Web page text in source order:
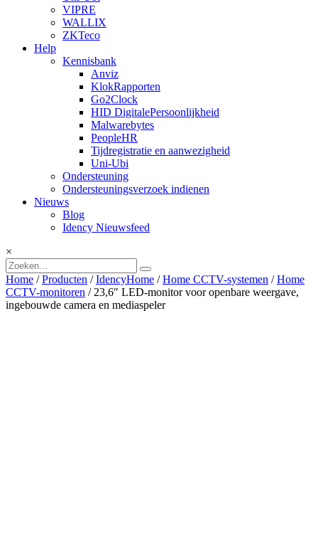
VIPRE
WALLIX
ZKTeco
Help
Kennisbank
Anviz
KlokRapporten
Go2Clock
HID DigitalePersoonlijkheid
Malwarebytes
PeopleHR
Tijdregistratie en aanwezigheid
Uni-Ubi
Ondersteuning
Ondersteuningsverzoek indienen
Nieuws
Blog
Idency Nieuwsfeed
×
Home /Producten /IdencyHome /Home CCTV-systemen /Home
CCTV-monitoren / 23,6″ LED-monitor voor openbare weergave,
ingebouwde camera en mediaspeler